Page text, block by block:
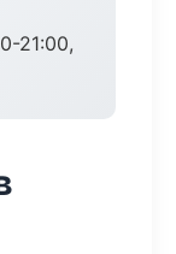
21:00,